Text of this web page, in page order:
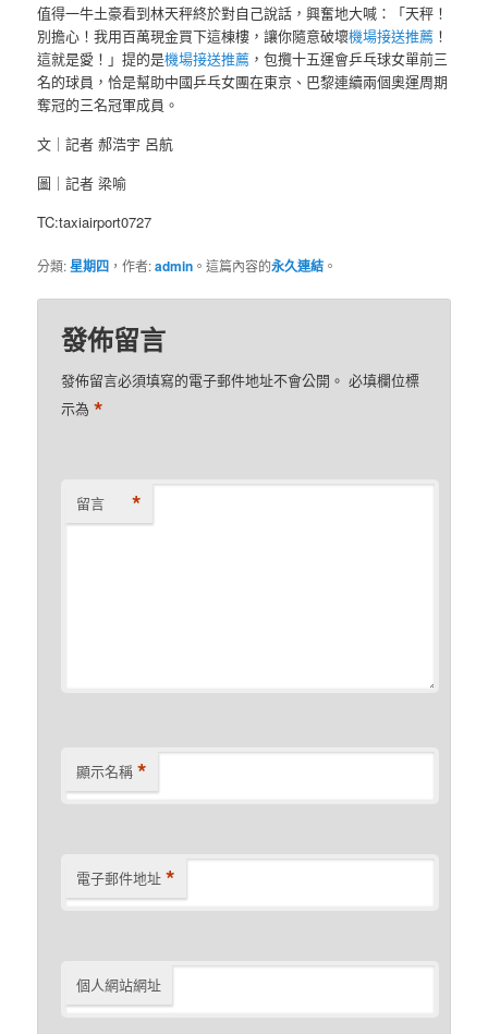
值得一牛土豪看到林天秤終於對自己說話，興奮地大喊：「天秤！
別擔心！我用百萬現金買下這棟樓，讓你隨意破壞機場接送推薦 ！
這就是愛！」提的是機場接送推薦 ，包攬十五運會乒乓球女單前三
名的球員，恰是幫助中國乒乓女團在東京、巴黎連續兩個奧運周期
奪冠的三名冠軍成員。
文｜記者 郝浩宇 呂航
圖｜記者 梁喻
TC:taxiairport0727
分類:星期四 ，作者:admin 。這篇內容的永久連結 。
發佈留言
發佈留言必須填寫的電子郵件地址不會公開。 必填欄位標
示為*
留言 *
顯示名稱 *
電子郵件地址 *
個人網站網址